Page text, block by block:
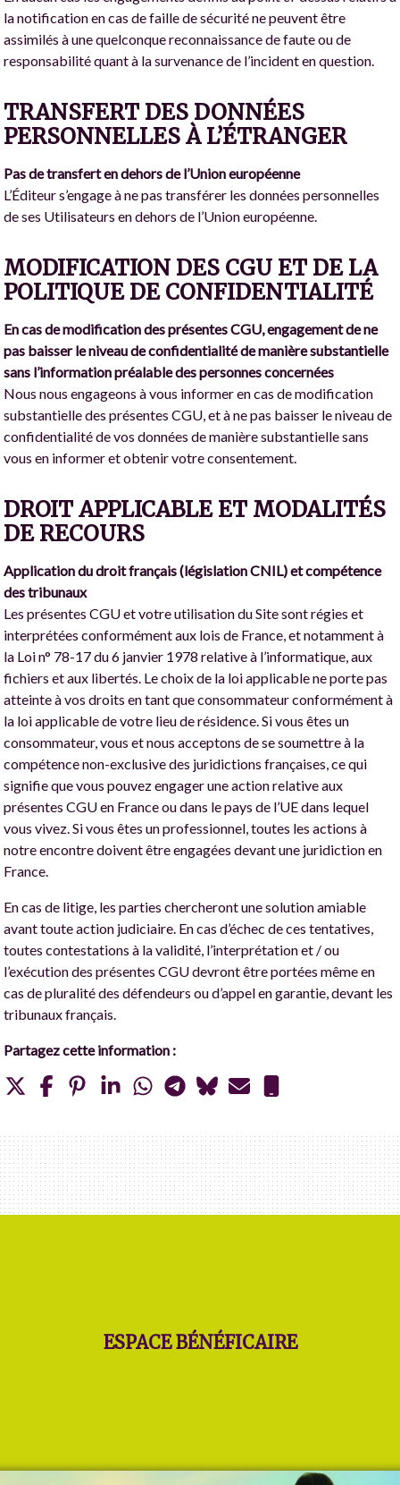
la notification en cas de faille de sécurité ne peuvent être
assimilés à une quelconque reconnaissance de faute ou de
responsabilité quant à la survenance de l’incident en question.
TRANSFERT DES DONNÉES
PERSONNELLES À L’ÉTRANGER
Pas de transfert en dehors de l’Union européenne
L’Éditeur s’engage à ne pas transférer les données personnelles
de ses Utilisateurs en dehors de l’Union européenne.
MODIFICATION DES CGU ET DE LA
POLITIQUE DE CONFIDENTIALITÉ
En cas de modification des présentes CGU, engagement de ne
pas baisser le niveau de confidentialité de manière substantielle
sans l’information préalable des personnes concernées
Nous nous engageons à vous informer en cas de modification
substantielle des présentes CGU, et à ne pas baisser le niveau de
confidentialité de vos données de manière substantielle sans
vous en informer et obtenir votre consentement.
DROIT APPLICABLE ET MODALITÉS
DE RECOURS
Application du droit français (législation CNIL) et compétence
des tribunaux
Les présentes CGU et votre utilisation du Site sont régies et
interprétées conformément aux lois de France, et notamment à
la Loi n° 78-17 du 6 janvier 1978 relative à l’informatique, aux
fichiers et aux libertés. Le choix de la loi applicable ne porte pas
atteinte à vos droits en tant que consommateur conformément à
la loi applicable de votre lieu de résidence. Si vous êtes un
consommateur, vous et nous acceptons de se soumettre à la
compétence non-exclusive des juridictions françaises, ce qui
signifie que vous pouvez engager une action relative aux
présentes CGU en France ou dans le pays de l’UE dans lequel
vous vivez. Si vous êtes un professionnel, toutes les actions à
notre encontre doivent être engagées devant une juridiction en
France.
En cas de litige, les parties chercheront une solution amiable
avant toute action judiciaire. En cas d’échec de ces tentatives,
toutes contestations à la validité, l’interprétation et / ou
l’exécution des présentes CGU devront être portées même en
cas de pluralité des défendeurs ou d’appel en garantie, devant les
tribunaux français.
Partagez cette information :
ESPACE BÉNÉFICAIRE